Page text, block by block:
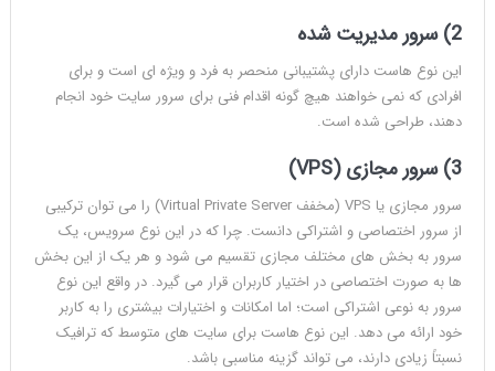
2) سرور مدیریت شده
این نوع هاست دارای پشتیبانی منحصر به فرد و ویژه ای است و برای
افرادی که نمی خواهند هیچ گونه اقدام فنی برای سرور سایت خود انجام
دهند، طراحی شده است.
3) سرور مجازی (VPS)
سرور مجازی یا VPS (مخفف Virtual Private Server) را می توان ترکیبی
از سرور اختصاصی و اشتراکی دانست. چرا که در این نوع سرویس، یک
سرور به بخش های مختلف مجازی تقسیم می شود و هر یک از این بخش
ها به صورت اختصاصی در اختیار کاربران قرار می گیرد. در واقع این نوع
سرور به نوعی اشتراکی است؛ اما امکانات و اختیارات بیشتری را به کاربر
خود ارائه می دهد. این نوع هاست برای سایت های متوسط که ترافیک
نسبتاً زیادی دارند، می تواند گزینه مناسبی باشد.